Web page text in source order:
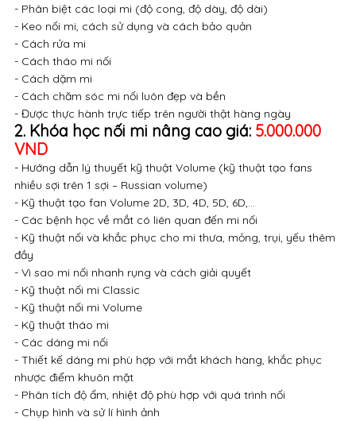
- Phân biệt các loại mi (độ cong, độ dày, độ dài)
- Keo nối mi, cách sử dụng và cách bảo quản
- Cách rửa mi
- Cách tháo mi nối
- Cách dặm mi
- Cách chăm sóc mi nối luôn đẹp và bền
- Được thực hành trực tiếp trên người thật hàng ngày
2. Khóa học nối mi nâng cao giá: 5.000.000
VND
- Hướng dẫn lý thuyết kỹ thuật Volume (kỹ thuật tạo fans
nhiều sợi trên 1 sợi – Russian volume)
- Kỹ thuật tạo fan Volume 2D, 3D, 4D, 5D, 6D,…
- Các bệnh học về mắt có liên quan đến mi nối
- Kỹ thuật nối và khắc phục cho mi thưa, mỏng, trụi, yếu thêm
đầy
- Vì sao mi nối nhanh rụng và cách giải quyết
- Kỹ thuật nối mi Classic
- Kỹ thuật nối mi Volume
- Kỹ thuật tháo mi
- Các dáng mi nối
- Thiết kế dáng mi phù hợp với mắt khách hàng, khắc phục
nhược điểm khuôn mặt
- Phân tích độ ẩm, nhiệt độ phù hợp với quá trình nối
- Chụp hình và sử lí hình ảnh